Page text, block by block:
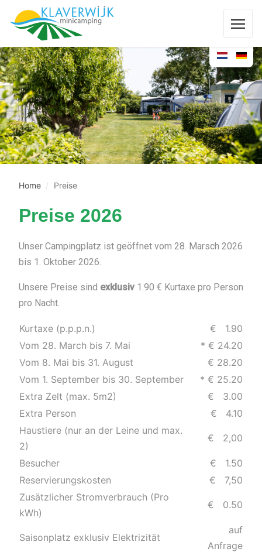
Home Preise
Preise 2026
Unser Campingplatz ist geöffnet vom 28. Marsch 2026
bis 1. Oktober 2026.
Unsere Preise sind exklusiv 1.90 € Kurtaxe pro Person
pro Nacht.
Kurtaxe (p.p.p.n.)
€ 1.90
Vom 28. March bis 7. Mai
* € 24.20
Vom 8. Mai bis 31. August
€ 28.20
Vom 1. September bis 30. September
* € 25.20
Extra Zelt (max. 5m2)
€ 3.00
Extra Person
€ 4.10
Haustiere (nur an der Leine und max.
2)
€ 2,00
Besucher
€ 1.50
Reservierungskosten
€ 7,50
Zusätzlicher Stromverbrauch (Pro
kWh)
€ 0.50
Saisonplatz exklusiv Elektrizität
auf
Anfrage